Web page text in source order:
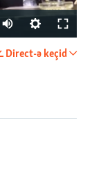
Direct-ə keçid